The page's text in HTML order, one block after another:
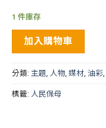
1 件庫存
加入購物車
分類: 主題, 人物, 媒材, 油彩,
標籤: 人民保母